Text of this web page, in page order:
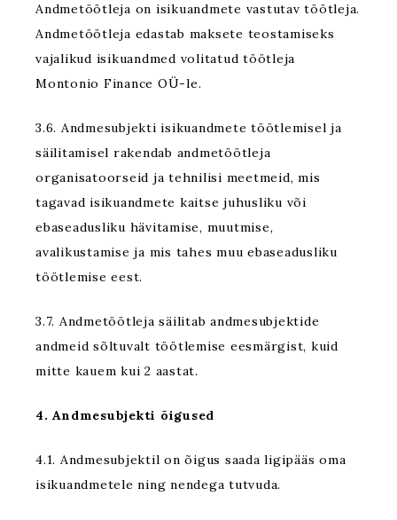
Andmetöötleja on isikuandmete vastutav töötleja.
Andmetöötleja edastab maksete teostamiseks
vajalikud isikuandmed volitatud töötleja
Montonio Finance OÜ-le.
3.6. Andmesubjekti isikuandmete töötlemisel ja
säilitamisel rakendab andmetöötleja
organisatoorseid ja tehnilisi meetmeid, mis
tagavad isikuandmete kaitse juhusliku või
ebaseadusliku hävitamise, muutmise,
avalikustamise ja mis tahes muu ebaseadusliku
töötlemise eest.
3.7. Andmetöötleja säilitab andmesubjektide
andmeid sõltuvalt töötlemise eesmärgist, kuid
mitte kauem kui 2 aastat.
4. Andmesubjekti õigused
4.1. Andmesubjektil on õigus saada ligipääs oma
isikuandmetele ning nendega tutvuda.